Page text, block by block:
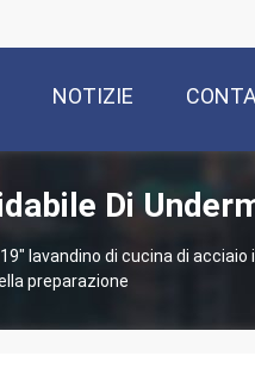
NOTIZIE
Di
lavandino di cucina di
preparazione